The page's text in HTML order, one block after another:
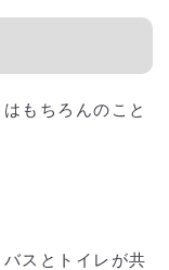
もちろんのこと
スとトイレが共